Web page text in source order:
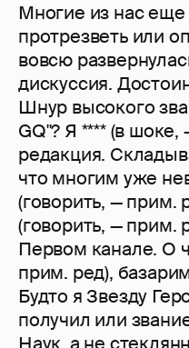
Многие из нас еще
протрезветь или
вовсю
дискуссия.
Шнур высокого
GQ"? Я **** (в
редакция.
что многим уже
(говорить, — прим.
(говорить, — прим.
Первом канале. О
прим. ред),
Будто я Звезду
получил или